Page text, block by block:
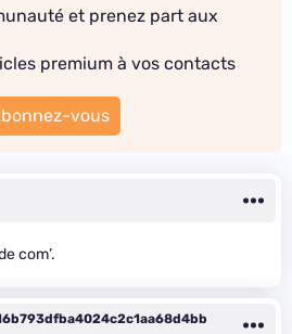
et prenez part aux
premium à vos contacts
vous
com’.